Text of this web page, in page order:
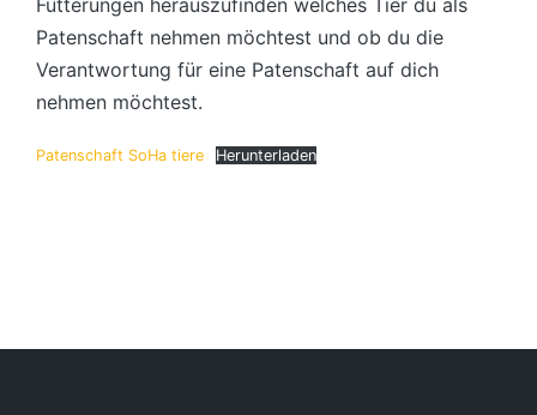
Patenschaft nehmen möchtest und ob du die
Verantwortung für eine Patenschaft auf dich
nehmen möchtest.
Patenschaft SoHa tiere Herunterladen